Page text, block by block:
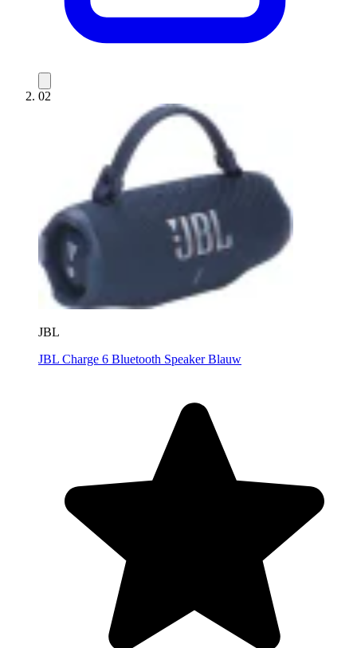
02
JBL
JBL Charge 6 Bluetooth Speaker Blauw